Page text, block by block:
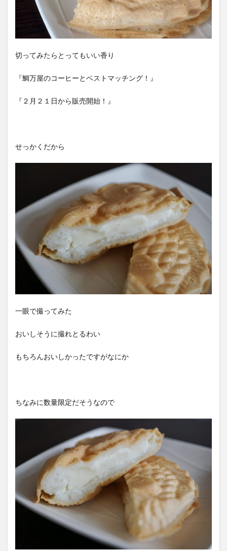
切ってみたらとってもいい香り
『鯛万屋のコーヒーとベストマッチング！』
『２月２１日から販売開始！』
せっかくだから
一眼で撮ってみた
おいしそうに撮れとるわい
もちろんおいしかったですがなにか
ちなみに数量限定だそうなので